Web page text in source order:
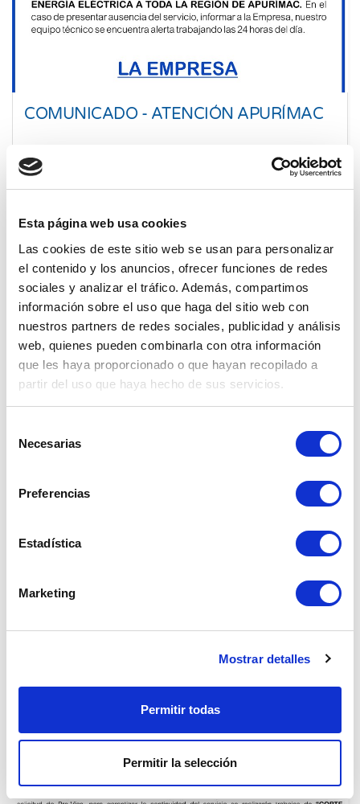
Esta página web usa cookies
Las cookies de este sitio web se usan para personalizar
el contenido y los anuncios, ofrecer funciones de redes
sociales y analizar el tráfico. Además, compartimos
información sobre el uso que haga del sitio web con
nuestros partners de redes sociales, publicidad y análisis
web, quienes pueden combinarla con otra información
que les haya proporcionado o que hayan recopilado a
partir del uso que haya hecho de sus servicios.
Necesarias
Preferencias
Estadística
Marketing
Mostrar detalles
Permitir todas
Permitir la selección
COMUNICADO - ATENCIÓN APURÍMAC
11 Dic. 2022
Apurimac
COMUNICADO - CORTE PROGRAMADO
QUIQUIJANA
Cusco